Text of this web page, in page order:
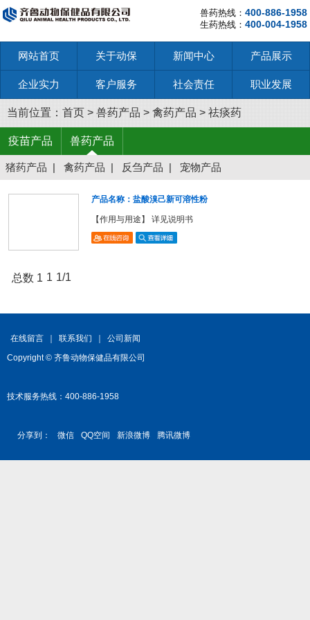
兽药热线： 400-886-1958
生药热线： 400-004-1958
网站首页 关于动保 新闻中心 产品展示
企业实力 客户服务 社会责任 职业发展
当前位置： 首页 > 兽药产品 > 禽药产品 > 祛痰药
疫苗产品 兽药产品
猪药产品 | 禽药产品 | 反刍产品 | 宠物产品
产品名称：盐酸溴己新可溶性粉
【作用与用途】 详见说明书
总数 1 1 1/1
在线留言 联系我们
公司新闻
Copyright © 齐鲁动物保健品有限公司
技术服务热线：400-886-1958
分享到： 微信 QQ空间 新浪微博 腾讯微博